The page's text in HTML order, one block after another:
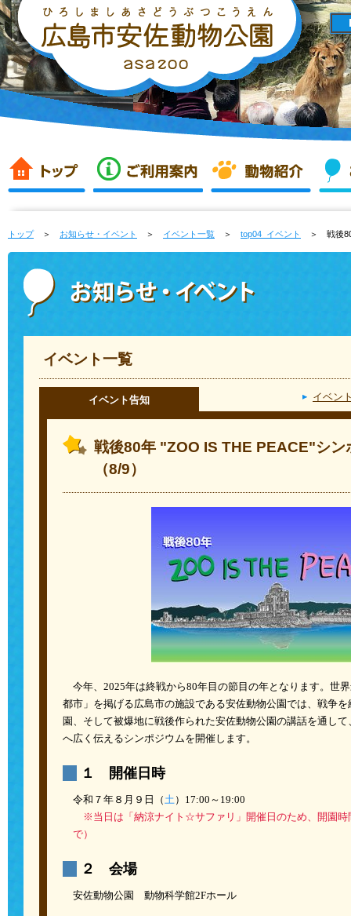
トップ＞ お知らせ・イベント ＞ イベント一覧 ＞ top04_イベント ＞ 戦後80
イベント一覧
イベン
イベント告知
戦後80年 "ZOO IS THE PEACE"シン
（8/9）
今年、2025年は終戦から80年目の節目の年となります。世
都市」を掲げる広島市の施設である安佐動物公園では、戦争
園、そして被爆地に戦後作られた安佐動物公園の講話を通し
へ広く伝えるシンポジウムを開催します。
１ 開催日時
令和７年８月９日（土）17:00～19:00
※当日は「納涼ナイト☆サファリ」開催日のため、開園時
で）
２ 会場
安佐動物公園 動物科学館2Fホール